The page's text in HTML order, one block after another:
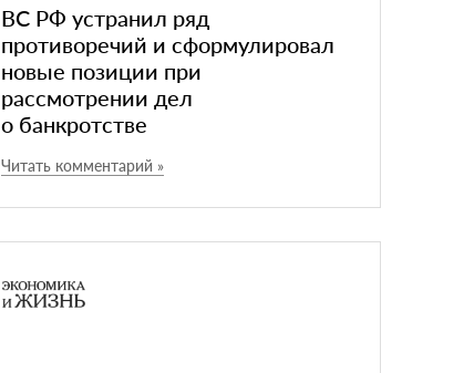
ВС РФ устранил ряд
противоречий и сформулировал
новые позиции при
рассмотрении дел
о банкротстве
Читать комментарий »